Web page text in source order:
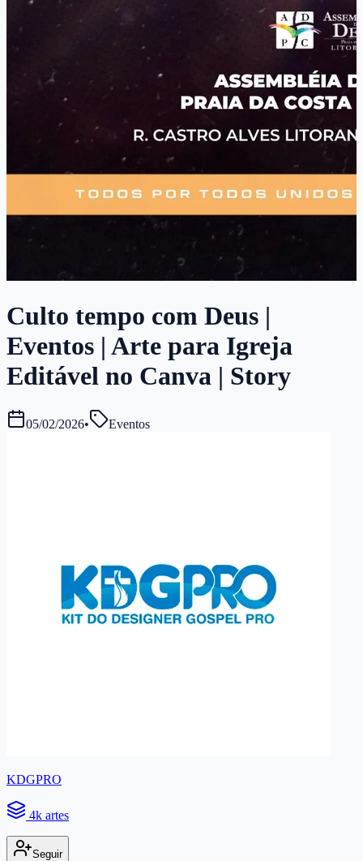
Culto tempo com Deus |
Eventos | Arte para Igreja
Editável no Canva | Story
05/02/2026• Eventos
KDGPRO
4k artes
Seguir